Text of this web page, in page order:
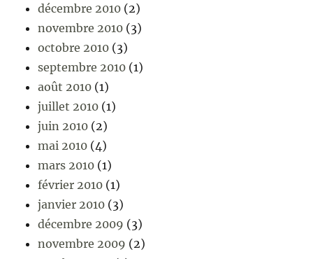
décembre 2010 (2)
novembre 2010 (3)
octobre 2010 (3)
septembre 2010 (1)
août 2010 (1)
juillet 2010 (1)
juin 2010 (2)
mai 2010 (4)
mars 2010 (1)
février 2010 (1)
janvier 2010 (3)
décembre 2009 (3)
novembre 2009 (2)